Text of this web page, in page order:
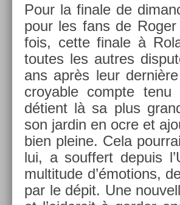
Pour la fin­ale de
pour les fans de
fois, cette fin­ale à
toutes les aut­res
ans après leur
croy­able com­pte
détient là sa plus
son jar­din en ocre et
bien pleine. Cela
lui, a souf­fert de­puis
multi­tude d’émo­tions,
par le dépit. Une